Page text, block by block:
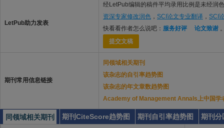
LetPub助力发表
经LetPub编辑的稿件平均录用比例是未经润
资深专家修改润色 ， SCI论文专业翻译 ， SCI
快看看作者怎么说吧： 服务好评 论文致谢
提交文稿
期刊常用信息链接
同领域相关期刊
该杂志的自引率趋势图
该杂志的年文章数趋势图
Academy of Management Annals上中国学
同领域相关期刊 期刊CiteScore趋势图 期刊自引率趋势图
期刊分